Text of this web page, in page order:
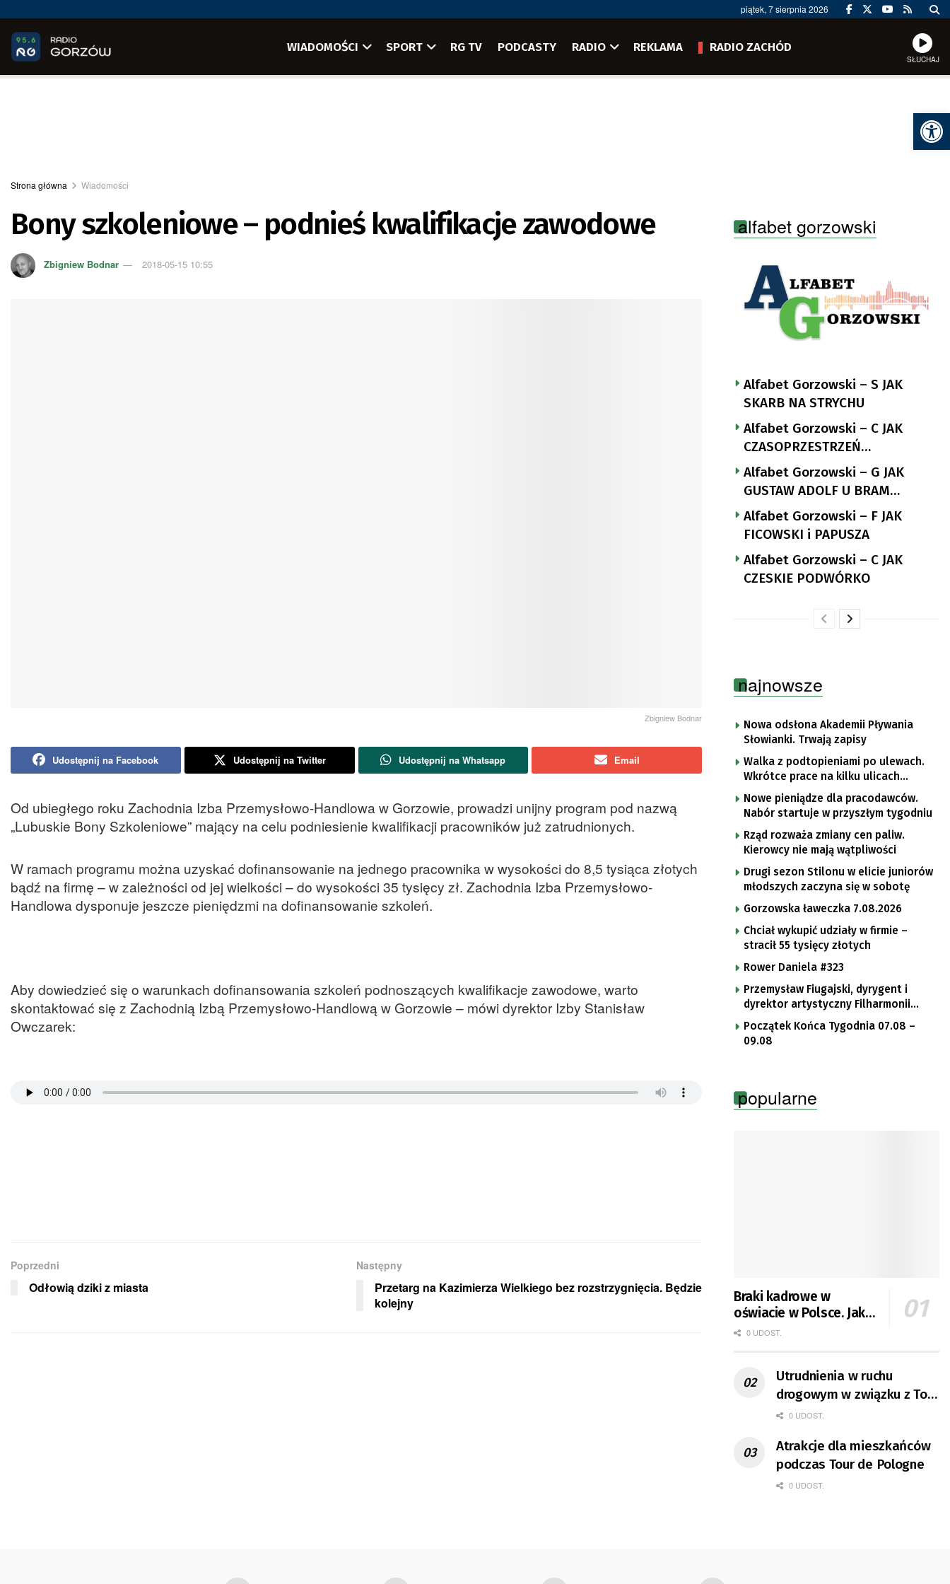
piątek, 7 sierpnia 2026
WIADOMOŚCI SPORT RG TV PODCASTY RADIO REKLAMA RADIO ZACHÓD
SŁUCHAJ
Strona główna Wiadomości
Bony szkoleniowe – podnieś kwalifikacje zawodowe
Zbigniew Bodnar 2018-05-15 10:55
Zbigniew Bodnar
Udostępnij na Facebook Udostępnij na Twitter Udostępnij na Whatsapp Email
Od ubiegłego roku Zachodnia Izba Przemysłowo-Handlowa w Gorzowie, prowadzi unijny program pod nazwą
„Lubuskie Bony Szkoleniowe” mający na celu podniesienie kwalifikacji pracowników już zatrudnionych.
W ramach programu można uzyskać dofinansowanie na jednego pracownika w wysokości do 8,5 tysiąca złotych
bądź na firmę – w zależności od jej wielkości – do wysokości 35 tysięcy zł. Zachodnia Izba Przemysłowo-
Handlowa dysponuje jeszcze pieniędzmi na dofinansowanie szkoleń.
Aby dowiedzieć się o warunkach dofinansowania szkoleń podnoszących kwalifikacje zawodowe, warto
skontaktować się z Zachodnią Izbą Przemysłowo-Handlową w Gorzowie – mówi dyrektor Izby Stanisław
Owczarek:
Poprzedni
Odłowią dziki z miasta
Następny
Przetarg na Kazimierza Wielkiego bez rozstrzygnięcia. Będzie
kolejny
alfabet gorzowski
Alfabet Gorzowski – S JAK
SKARB NA STRYCHU
Alfabet Gorzowski – C JAK
CZASOPRZESTRZEŃ
NUTTGENSA
Alfabet Gorzowski – G JAK
GUSTAW ADOLF U BRAM
LANDSBERGA
Alfabet Gorzowski – F JAK
FICOWSKI i PAPUSZA
Alfabet Gorzowski – C JAK
CZESKIE PODWÓRKO
najnowsze
Nowa odsłona Akademii Pływania
Słowianki. Trwają zapisy
Walka z podtopieniami po ulewach.
Wkrótce prace na kilku ulicach
Gorzowa
Nowe pieniądze dla pracodawców.
Nabór startuje w przyszłym tygodniu
Rząd rozważa zmiany cen paliw.
Kierowcy nie mają wątpliwości
Drugi sezon Stilonu w elicie juniorów
młodszych zaczyna się w sobotę
Gorzowska ławeczka 7.08.2026
Chciał wykupić udziały w firmie –
stracił 55 tysięcy złotych
Rower Daniela #323
Przemysław Fiugajski, dyrygent i
dyrektor artystyczny Filharmonii
Gorzowskiej
Początek Końca Tygodnia 07.08 –
09.08
popularne
Braki kadrowe w
oświacie w Polsce. Jak
jest w Gorzowie?
0 UDOST.
Utrudnienia w ruchu
drogowym w związku z Tour
de Pologne
0 UDOST.
Atrakcje dla mieszkańców
podczas Tour de Pologne
0 UDOST.